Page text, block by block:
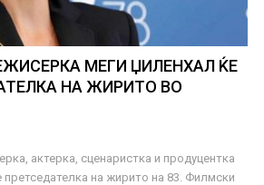
МЕГИ ЏИЛЕНХАЛ ЌЕ
НА ЖИРИТО ВО
актерка, сценаристка и продуцентка
претседателка на жирито на 83. Филмски